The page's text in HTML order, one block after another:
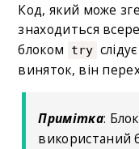
Код, який може
знаходиться
блоком
try
виняток, він
Примітка: Блок
використаний